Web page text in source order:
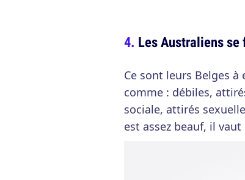
Les Australiens
Ce sont leurs Belges
comme : débiles,
sociale, attirés
est assez beauf, il